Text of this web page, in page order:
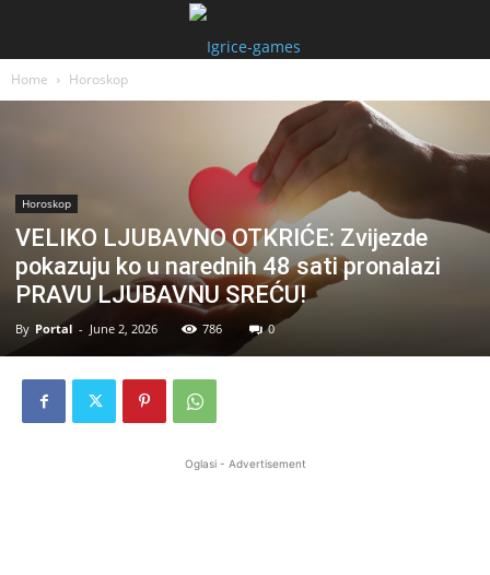
Home Horoskop
Horoskop
VELIKO LJUBAVNO OTKRIĆE: Zvijezde
pokazuju ko u narednih 48 sati pronalazi
PRAVU LJUBAVNU SREĆU!
By Portal - June 2, 2026 786 0
Oglasi - Advertisement